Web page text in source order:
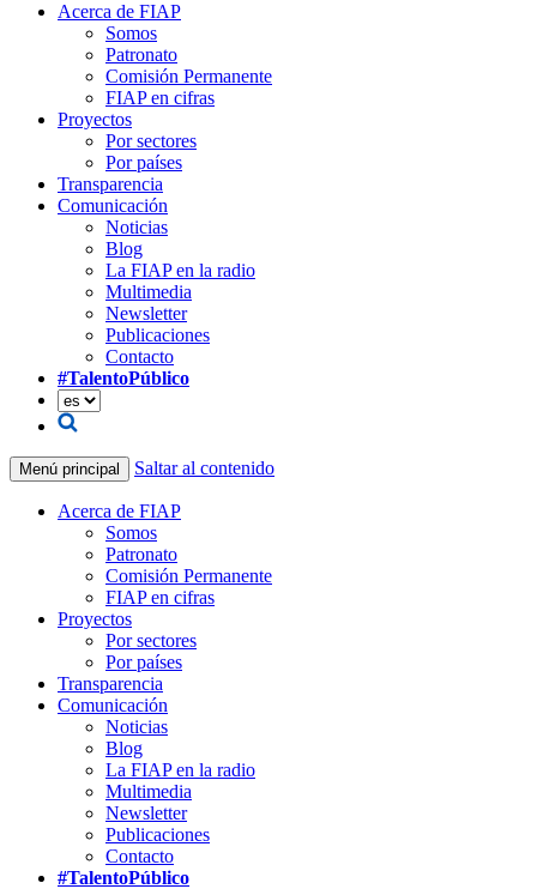
Acerca de FIAP
Somos
Patronato
Comisión Permanente
FIAP en cifras
Proyectos
Por sectores
Por países
Transparencia
Comunicación
Noticias
Blog
La FIAP en la radio
Multimedia
Newsletter
Publicaciones
Contacto
#TalentoPúblico
Menú principal Saltar al contenido
Acerca de FIAP
Somos
Patronato
Comisión Permanente
FIAP en cifras
Proyectos
Por sectores
Por países
Transparencia
Comunicación
Noticias
Blog
La FIAP en la radio
Multimedia
Newsletter
Publicaciones
Contacto
#TalentoPúblico